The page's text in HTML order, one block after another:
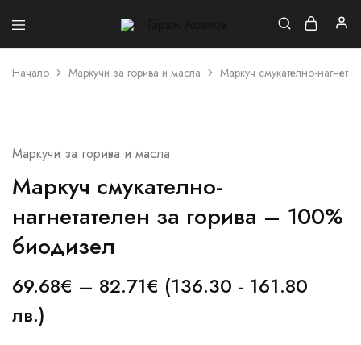
Асенов
Начало Маркучи за горива и масла Маркуч смукателно-
Маркучи за горива и масла
Маркуч смукателно-
нагнетателен за горива – 100%
биодизел
69.68€ – 82.71€ (136.30 - 161.80
лв.)